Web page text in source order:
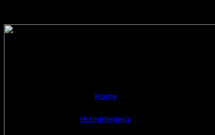
Home
Hizmetlerimiz